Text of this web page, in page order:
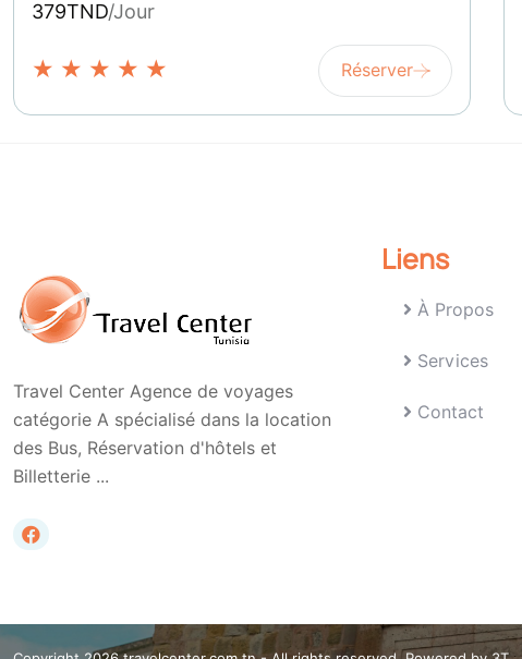
379TND/Jour
★ ★ ★ ★ ★ Réserver
Travel Center Agence de voyages
catégorie A spécialisé dans la location
des Bus, Réservation d'hôtels et
Billetterie ...
Liens
À Propos
Services
Contact